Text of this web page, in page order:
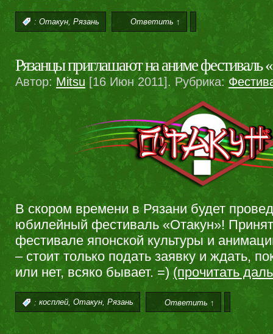
: Отакун, Рязань Ответить ↑
Рязанцы приглашают на аниме фестиваль
Автор: Mitsu [16 Июн 2011]. Рубрика:
В скором времени в Рязани будет
юбилейный фестиваль «Отакун»!
фестивале японской культуры и
– стоит только подать заявку и ждать,
или нет, всяко бывает. =)(прочитать
: косплей, Отакун, Рязань Ответить ↑